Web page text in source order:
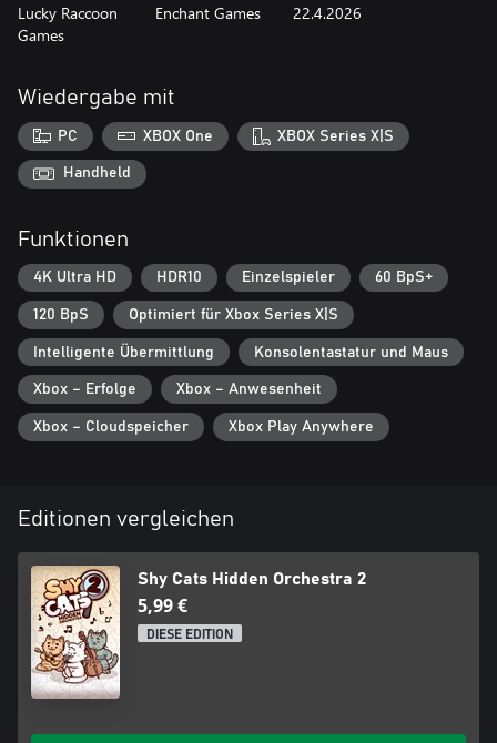
Lucky Raccoon
Games
Enchant Games 22.4.2026
Wiedergabe mit
PC XBOX One XBOX Series X|S
Handheld
Funktionen
4K Ultra HD HDR10 Einzelspieler 60 BpS+
120 BpS Optimiert für Xbox Series X|S
Intelligente Übermittlung Konsolentastatur und Maus
Xbox – Erfolge Xbox – Anwesenheit
Xbox – Cloudspeicher Xbox Play Anywhere
Editionen vergleichen
Shy Cats Hidden Orchestra 2
5,99 €
DIESE EDITION